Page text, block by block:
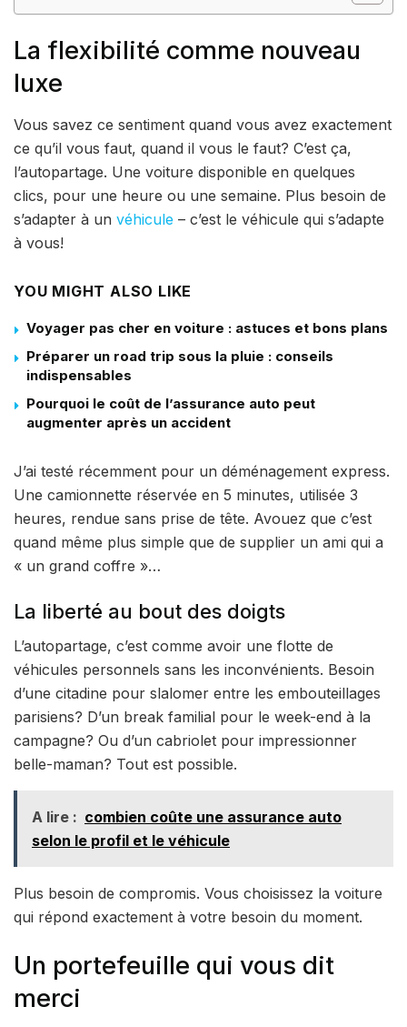
La flexibilité comme nouveau
luxe
Vous savez ce sentiment quand vous avez exactement
ce qu’il vous faut, quand il vous le faut? C’est ça,
l’autopartage. Une voiture disponible en quelques
clics, pour une heure ou une semaine. Plus besoin de
s’adapter à un véhicule – c’est le véhicule qui s’adapte
à vous!
YOU MIGHT ALSO LIKE
Voyager pas cher en voiture : astuces et bons plans
Préparer un road trip sous la pluie : conseils
indispensables
Pourquoi le coût de l’assurance auto peut
augmenter après un accident
J’ai testé récemment pour un déménagement express.
Une camionnette réservée en 5 minutes, utilisée 3
heures, rendue sans prise de tête. Avouez que c’est
quand même plus simple que de supplier un ami qui a
« un grand coffre »…
La liberté au bout des doigts
L’autopartage, c’est comme avoir une flotte de
véhicules personnels sans les inconvénients. Besoin
d’une citadine pour slalomer entre les embouteillages
parisiens? D’un break familial pour le week-end à la
campagne? Ou d’un cabriolet pour impressionner
belle-maman? Tout est possible.
A lire : combien coûte une assurance auto
selon le profil et le véhicule
Plus besoin de compromis. Vous choisissez la voiture
qui répond exactement à votre besoin du moment.
Un portefeuille qui vous dit
merci